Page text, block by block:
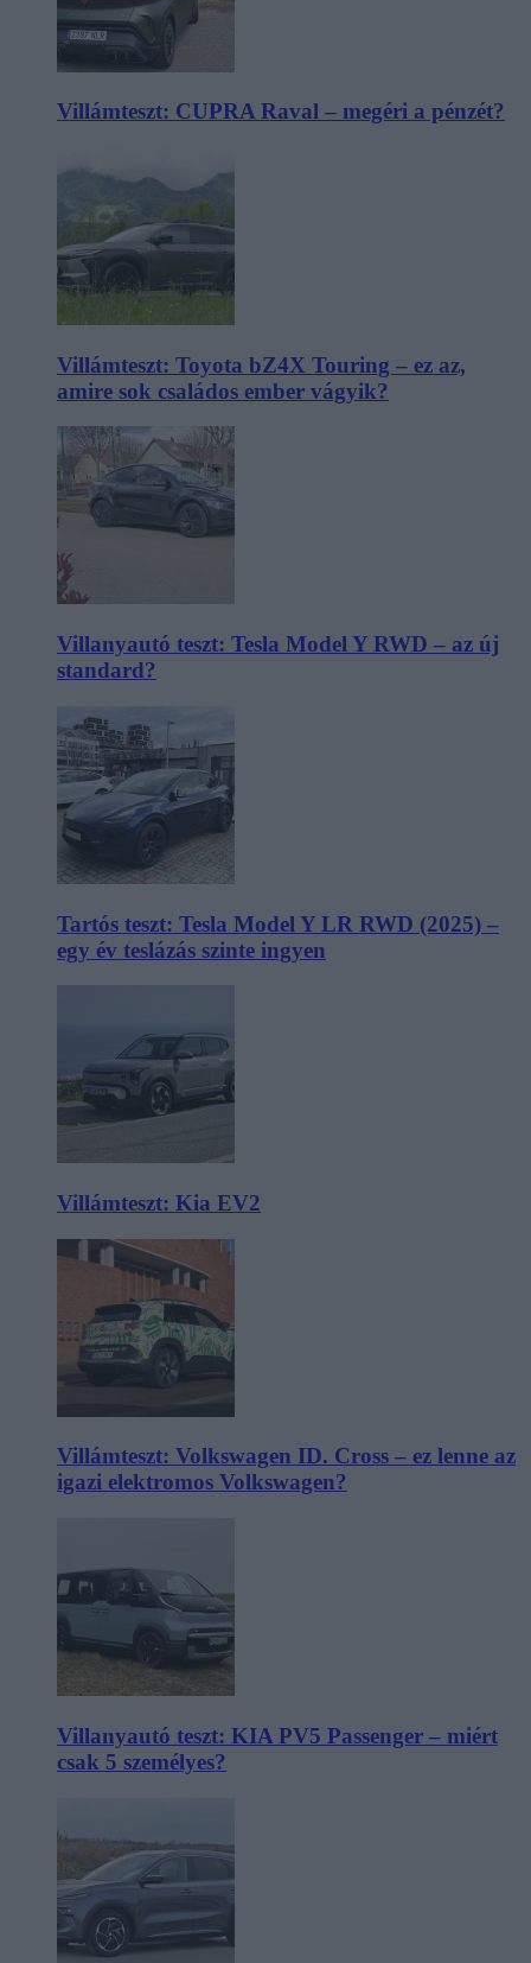
Villámteszt: CUPRA Raval – megéri a pénzét?
Villámteszt: Toyota bZ4X Touring – ez az,
amire sok családos ember vágyik?
Villanyautó teszt: Tesla Model Y RWD – az új
standard?
Tartós teszt: Tesla Model Y LR RWD (2025) –
egy év teslázás szinte ingyen
Villámteszt: Kia EV2
Villámteszt: Volkswagen ID. Cross – ez lenne az
igazi elektromos Volkswagen?
Villanyautó teszt: KIA PV5 Passenger – miért
csak 5 személyes?